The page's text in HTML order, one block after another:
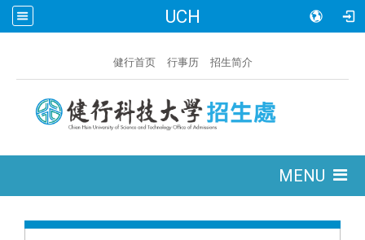
UCH
健行首页 行事历 招生简介
MENU